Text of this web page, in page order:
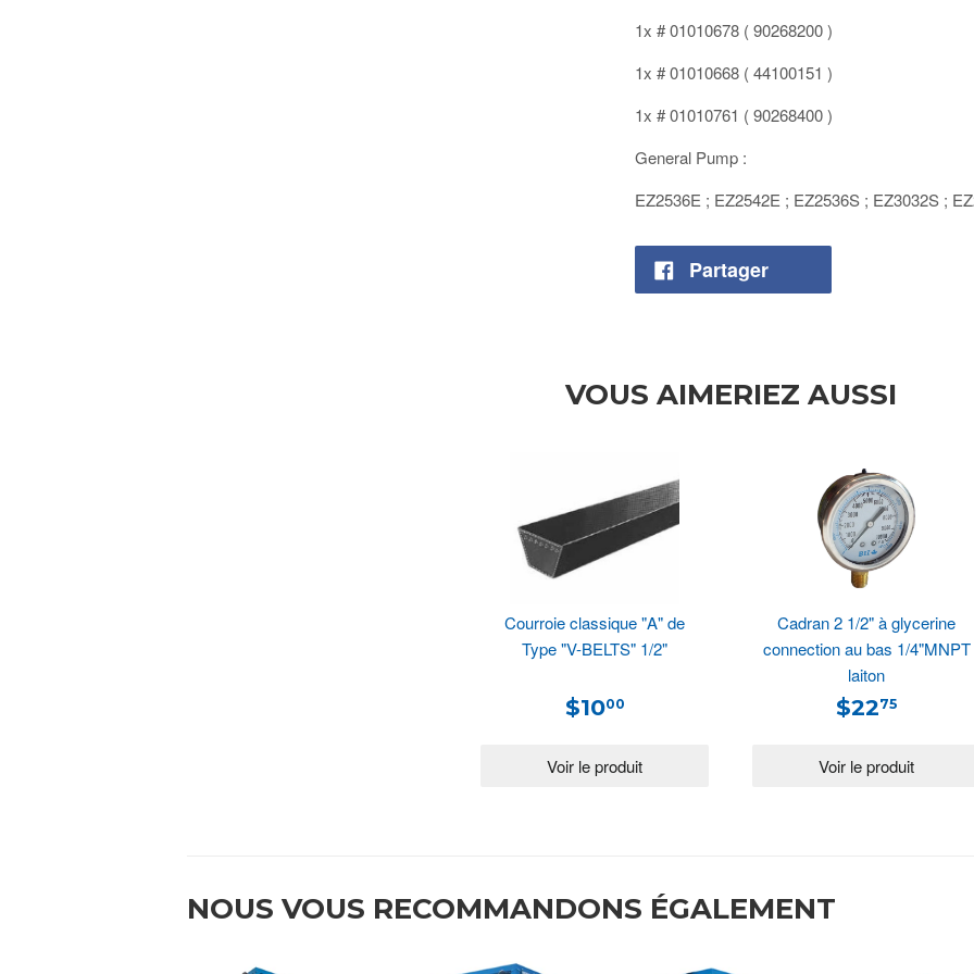
1x # 01010678 ( 90268200 )
1x # 01010668 ( 44100151 )
1x # 01010761 ( 90268400 )
General Pump :
EZ2536E ; EZ2542E ; EZ2536S ; EZ3032S ;
Partager
VOUS AIMERIEZ AUSSI
Courroie classique "A" de
Type "V-BELTS" 1/2"
$1000
Cadran 2 1/2" à glycerine
connection au bas 1/4"MNPT
laiton
$2275
NOUS VOUS RECOMMANDONS ÉGALEMENT